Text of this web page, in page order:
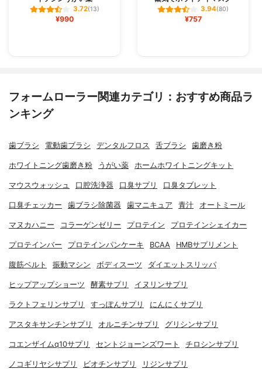
3.72(13)
¥990
3.94(80)
¥757
フォームローラー関連カテゴリ：おすすめ商品ラ
ンキング
歯ブラシ 電動歯ブラシ デンタルフロス 舌ブラシ 歯磨き粉
ホワイトニング歯磨き粉 うがい薬 ホームホワイトニングキット
マウスウォッシュ 口腔洗浄器 口臭サプリ 口臭タブレット
口臭チェッカー 歯ブラシ除菌器 歯マニキュア 青汁 オートミール
マヌカハニー コラーゲンゼリー プロテイン プロテインシェイカー
プロテインバー プロテインパンケーキ BCAA HMBサプリメント
腹筋ベルト 振動マシン ボディスーツ ダイエットスリッパ
ヒップアップショーツ 酵素サプリ イヌリンサプリ
ラクトフェリンサプリ すっぽんサプリ にんにくサプリ
アスタキサンチンサプリ オルニチンサプリ グリシンサプリ
コエンザイムq10サプリ セントジョーンズワート チロシンサプリ
ノコギリヤシサプリ ビオチンサプリ リジンサプリ